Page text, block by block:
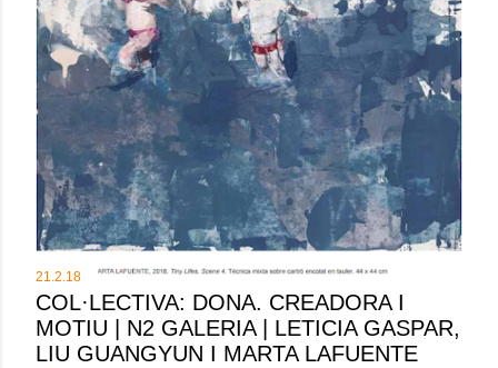
21.2.18
COL·LECTIVA: DONA. CREADORA I
MOTIU | N2 GALERIA | LETICIA GASPAR,
LIU GUANGYUN I MARTA LAFUENTE